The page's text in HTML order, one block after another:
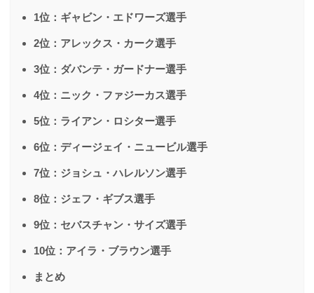
1位：ギャビン・エドワーズ選手
2位：アレックス・カーク選手
3位：ダバンテ・ガードナー選手
4位：ニック・ファジーカス選手
5位：ライアン・ロシター選手
6位：ディージェイ・ニュービル選手
7位：ジョシュ・ハレルソン選手
8位：ジェフ・ギブス選手
9位：セバスチャン・サイズ選手
10位：アイラ・ブラウン選手
まとめ